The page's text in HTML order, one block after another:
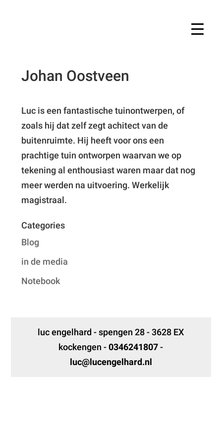
Johan Oostveen
Luc is een fantastische tuinontwerpen, of
zoals hij dat zelf zegt achitect van de
buitenruimte. Hij heeft voor ons een
prachtige tuin ontworpen waarvan we op
tekening al enthousiast waren maar dat nog
meer werden na uitvoering. Werkelijk
magistraal.
Categories
Blog
in de media
Notebook
luc engelhard - spengen 28 - 3628 EX
kockengen -0346241807-
luc@lucengelhard.nl